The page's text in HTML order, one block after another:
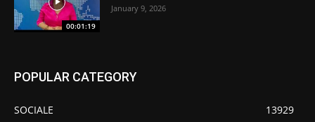
00:01:19
January 9, 2026
POPULAR CATEGORY
SOCIALE
13929